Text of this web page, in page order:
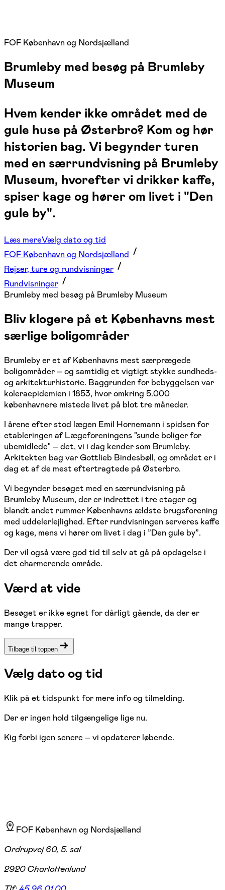
FOF København og Nordsjælland
Brumleby med besøg på Brumleby
Museum
Hvem kender ikke området med de
gule huse på Østerbro? Kom og hør
historien bag. Vi begynder turen
med en særrundvisning på Brumleby
Museum, hvorefter vi drikker kaffe,
spiser kage og hører om livet i "Den
gule by".
Læs mereVælg dato og tid
FOF København og Nordsjælland
Rejser, ture og rundvisninger
Rundvisninger
Brumleby med besøg på Brumleby Museum
Bliv klogere på et Københavns mest
særlige boligområder
Brumleby er et af Københavns mest særprægede
boligområder – og samtidig et vigtigt stykke sundheds-
og arkitekturhistorie. Baggrunden for bebyggelsen var
koleraepidemien i 1853, hvor omkring 5.000
københavnere mistede livet på blot tre måneder.
I årene efter stod lægen Emil Hornemann i spidsen for
etableringen af Lægeforeningens "sunde boliger for
ubemidlede" – det, vi i dag kender som Brumleby.
Arkitekten bag var Gottlieb Bindesbøll, og området er i
dag et af de mest eftertragtede på Østerbro.
Vi begynder besøget med en særrundvisning på
Brumleby Museum, der er indrettet i tre etager og
blandt andet rummer Københavns ældste brugsforening
med uddelerlejlighed. Efter rundvisningen serveres kaffe
og kage, mens vi hører om livet i dag i ”Den gule by”.
Der vil også være god tid til selv at gå på opdagelse i
det charmerende område.
Værd at vide
Besøget er ikke egnet for dårligt gående, da der er
mange trapper.
Tilbage til toppen
Vælg dato og tid
Klik på et tidspunkt for mere info og tilmelding.
Der er ingen hold tilgængelige lige nu.
Kig forbi igen senere – vi opdaterer løbende.
FOF København og Nordsjælland
Ordrupvej 60, 5. sal
2920 Charlottenlund